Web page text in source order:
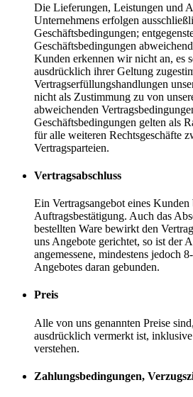
Die Lieferungen, Leistungen und
Unternehmens erfolgen
Geschäftsbedingungen;
Geschäftsbedingungen
Kunden erkennen wir nicht an, es
ausdrücklich ihrer Geltung
Vertragserfüllungshandlungen
nicht als Zustimmung zu von
abweichenden
Geschäftsbedingungen gelten als
für alle weiteren Rechtsgeschäfte
Vertragsparteien.
Vertragsabschluss
Ein Vertragsangebot eines Kunden
Auftragsbestätigung. Auch das
bestellten Ware bewirkt den
uns Angebote gerichtet, so ist der
angemessene, mindestens jedoch
Angebotes daran gebunden.
Preis
Alle von uns genannten Preise
ausdrücklich vermerkt ist,
verstehen.
Zahlungsbedingungen,